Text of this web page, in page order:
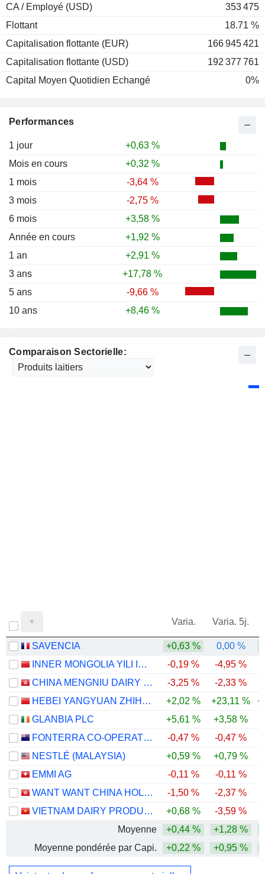
Performances
1 jour
+0,63 %
Mois en cours
+0,32 %
1 mois
-3,64 %
3 mois
-2,75 %
6 mois
+3,58 %
Année en cours
+1,92 %
1 an
+2,91 %
3 ans
+17,78 %
5 ans
-9,66 %
10 ans
+8,46 %
CA / Employé (USD)
353 475
Flottant
18.71 %
Capitalisation flottante (EUR)
166 945 421
Capitalisation flottante (USD)
192 377 761
Capital Moyen Quotidien Echangé
0%
Comparaison Sectorielle:
Varia. Varia. 5j.
SAVENCIA +0,63 % 0,00 %
INNER MONGOLIA YILI INDUSTRIAL GROUP CO., LTD.
-0,19 % -4,95 %
CHINA MENGNIU DAIRY COMPANY LIMITED
-3,25 % -2,33 %
HEBEI YANGYUAN ZHIHUI BEVERAGE CO., LTD.
+2,02 % +23,11 %
GLANBIA PLC
+5,61 % +3,58 %
FONTERRA CO-OPERATIVE GROUP LIMITED
-0,47 % -0,47 %
NESTLÉ (MALAYSIA)
+0,59 % +0,79 %
EMMI AG
-0,11 % -0,11 %
WANT WANT CHINA HOLDINGS LIMITED
-1,50 % -2,37 %
VIETNAM DAIRY PRODUCTS
+0,68 % -3,59 %
Moyenne
+0,44 % +1,28 %
Moyenne pondérée par Capi.
+0,22 % +0,95 %
1989
+11,33 %
1988
+47,20 %
1987
1985
1984
-9,31 %
1983
+71,60 %
1982
+23,60 %
1981
-4,23 %
1980
+9,28 %